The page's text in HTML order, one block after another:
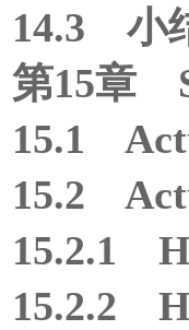
14.3 小
第15章
15.1
15.2
15.2.1
15.2.2